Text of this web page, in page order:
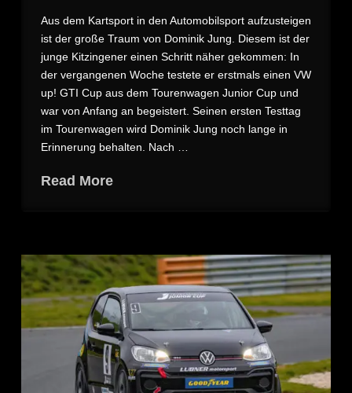
Aus dem Kartsport in den Automobilsport aufzusteigen
ist der große Traum von Dominik Jung. Diesem ist der
junge Kitzingener einen Schritt näher gekommen: In
der vergangenen Woche testete er erstmals einen VW
up! GTI Cup aus dem Tourenwagen Junior Cup und
war von Anfang an begeistert. Seinen ersten Testtag
im Tourenwagen wird Dominik Jung noch lange in
Erinnerung behalten. Nach …
Read More